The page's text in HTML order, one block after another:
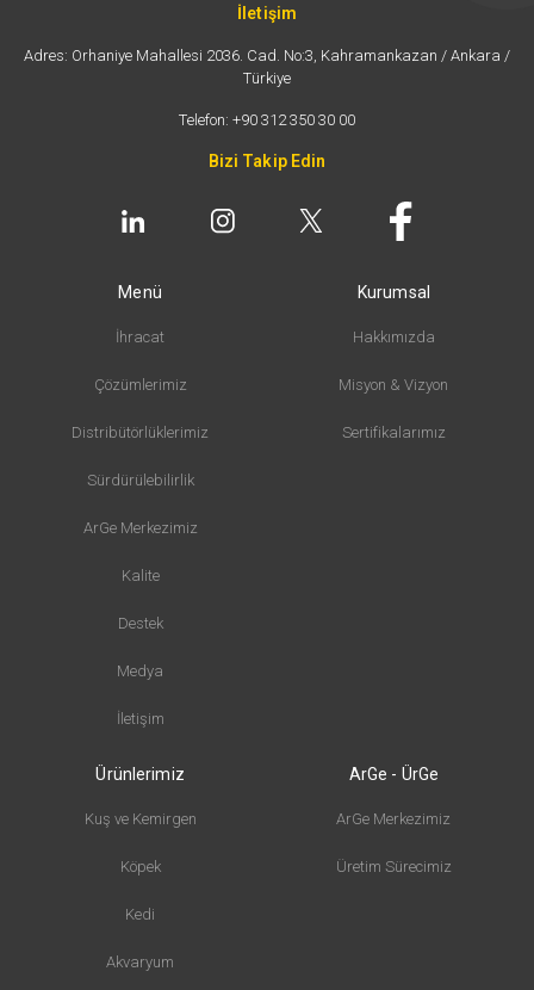
İletişim
Adres: Orhaniye Mahallesi 2036. Cad. No:3, Kahramankazan / Ankara /
Türkiye
Telefon: +90 312 350 30 00
Bizi Takip Edin
Menü
İhracat
Çözümlerimiz
Distribütörlüklerimiz
Sürdürülebilirlik
ArGe Merkezimiz
Kalite
Destek
Medya
İletişim
Kurumsal
Hakkımızda
Misyon & Vizyon
Sertifikalarımız
Ürünlerimiz
Kuş ve Kemirgen
Köpek
Kedi
Akvaryum
ArGe - ÜrGe
ArGe Merkezimiz
Üretim Sürecimiz